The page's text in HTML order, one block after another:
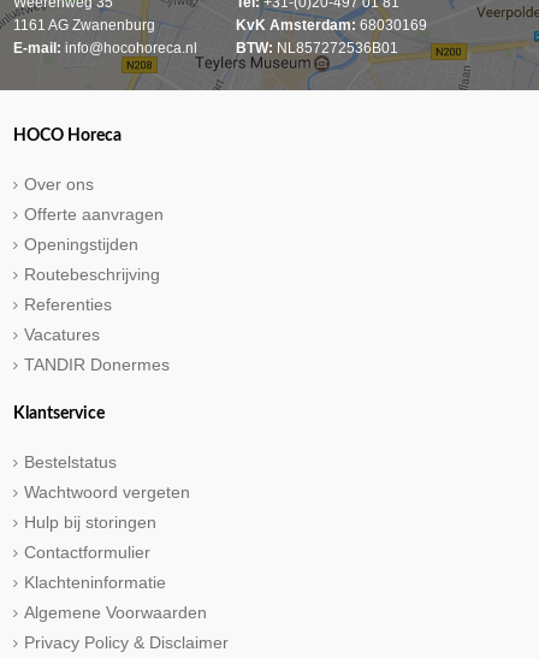
1161 AG Zwanenburg
E-mail: info@hocohoreca.nl
KvK Amsterdam: 68030169
BTW: NL857272536B01
HOCO Horeca
Over ons
Offerte aanvragen
Openingstijden
Routebeschrijving
Referenties
Vacatures
TANDIR Donermes
Klantservice
Bestelstatus
Wachtwoord vergeten
Hulp bij storingen
Contactformulier
Klachteninformatie
Algemene Voorwaarden
Privacy Policy & Disclaimer